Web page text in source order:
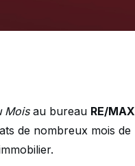
Moisau bureau RE/MAX
de nombreux mois de